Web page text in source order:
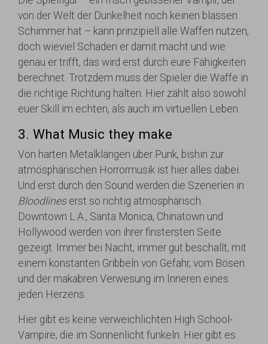
von der Welt der Dunkelheit noch keinen blassen
Schimmer hat – kann prinzipiell alle Waffen nutzen,
doch wieviel Schaden er damit macht und wie
genau er trifft, das wird erst durch eure Fähigkeiten
berechnet. Trotzdem muss der Spieler die Waffe in
die richtige Richtung halten. Hier zählt also sowohl
euer Skill im echten, als auch im virtuellen Leben.
3. What Music they make
Von harten Metalklängen über Punk, bishin zur
atmösphärischen Horrormusik ist hier alles dabei.
Und erst durch den Sound werden die Szenerien in
Bloodlineserst so richtig atmosphärisch.
Downtown L.A., Santa Monica, Chinatown und
Hollywood werden von ihrer finstersten Seite
gezeigt. Immer bei Nacht, immer gut beschallt, mit
einem konstanten Gribbeln von Gefahr, vom Bösen
und der makabren Verwesung im Inneren eines
jeden Herzens.
Hier gibt es keine verweichlichten High School-
Vampire, die im Sonnenlicht funkeln. Hier gibt es